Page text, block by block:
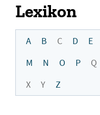
Lexikon
A B C D E
M
N O P Q
X
Y Z